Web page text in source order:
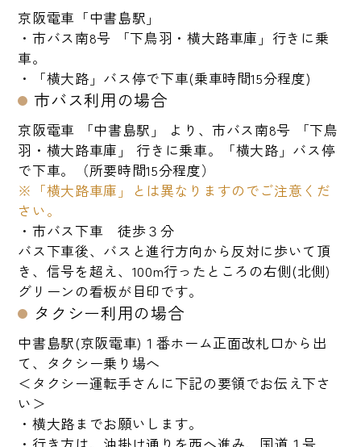
京阪電車「中書島駅」
・市バス南8号 「下鳥羽・横大路車庫」行きに乗
車。
・「横大路」バス停で下車(乗車時間15分程度)
市バス利用の場合
京阪電車 「中書島駅」 より、市バス南8号 「下鳥
羽・横大路車庫」 行きに乗車。「横大路」バス停
で下車。（所要時間15分程度）
※「横大路車庫」とは異なりますのでご注意くだ
さい。
・市バス下車 徒歩３分
バス下車後、バスと進行方向から反対に歩いて頂
き、信号を超え、100m行ったところの右側(北側)
グリーンの看板が目印です。
タクシー利用の場合
中書島駅(京阪電車)１番ホーム正面改札口から出
て、タクシー乗り場へ
＜タクシー運転手さんに下記の要領でお伝え下さ
い＞
・横大路までお願いします。